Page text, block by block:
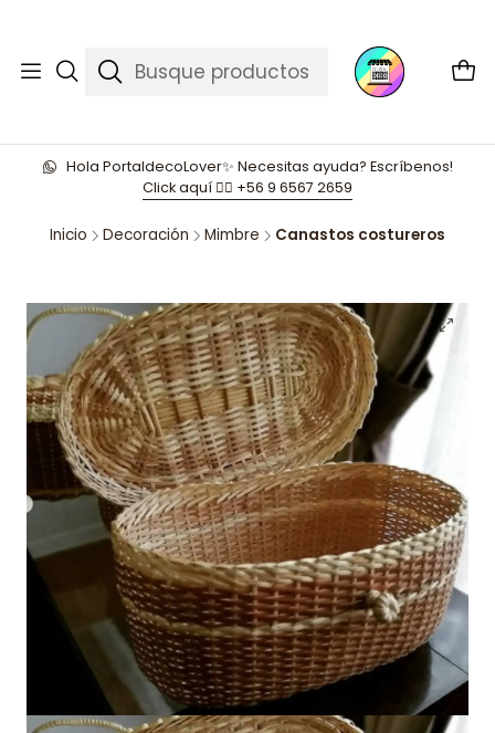
Hola PortaldecoLover✨ Necesitas ayuda? Escríbenos!
Click aquí 👉🏼 +56 9 6567 2659
Inicio Decoración Mimbre Canastos costureros